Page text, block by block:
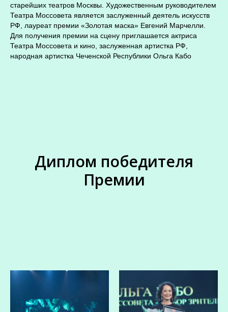
старейших театров Москвы. Художественным руководителем
Театра Моссовета является заслуженный деятель искусств
РФ, лауреат премии «Золотая маска» Евгений Марчелли.
Для получения премии на сцену приглашается актриса
Театра Моссовета и кино, заслуженная артистка РФ,
народная артистка Чеченской Республики Ольга Кабо
Диплом победителя
Премии